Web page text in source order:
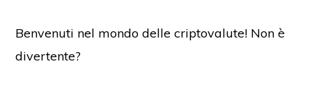
Benvenuti nel mondo delle criptovalute! Non è
divertente?